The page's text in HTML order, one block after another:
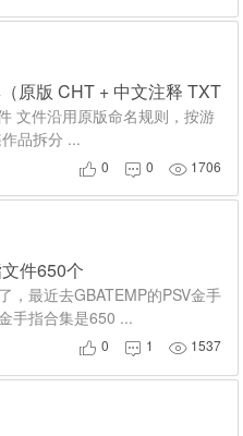
原版 CHT + 中文注释 TXT
文件沿用原版命名规则，按游
品拆分 ...
 0  0  1706
件650个
，最近去GBATEMP的PSV金手
手指合集是650 ...
 0  1  1537